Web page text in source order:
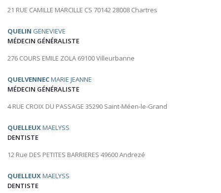
21 RUE CAMILLE MARCILLE CS 70142 28008 Chartres
QUELIN GENEVIEVE
MÉDECIN GÉNÉRALISTE
276 COURS EMILE ZOLA 69100 Villeurbanne
QUELVENNECMARIE JEANNE
MÉDECIN GÉNÉRALISTE
4 RUE CROIX DU PASSAGE 35290 Saint-Méen-le-Grand
QUELLEUXMAELYSS
DENTISTE
12 Rue DES PETITES BARRIERES 49600 Andrezé
QUELLEUXMAELYSS
DENTISTE